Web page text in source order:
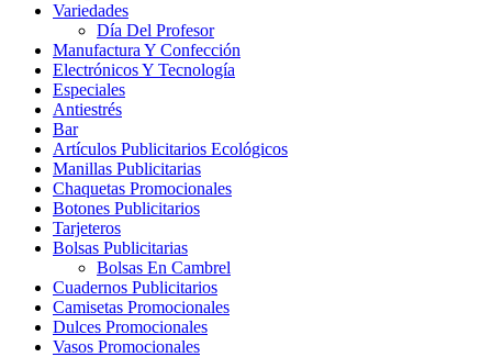
Variedades
Día Del Profesor
Manufactura Y Confección
Electrónicos Y Tecnología
Especiales
Antiestrés
Bar
Artículos Publicitarios Ecológicos
Manillas Publicitarias
Chaquetas Promocionales
Botones Publicitarios
Tarjeteros
Bolsas Publicitarias
Bolsas En Cambrel
Cuadernos Publicitarios
Camisetas Promocionales
Dulces Promocionales
Vasos Promocionales